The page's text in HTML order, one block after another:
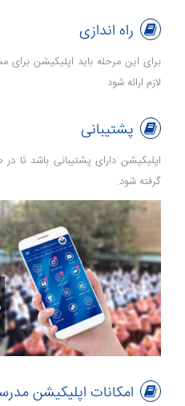
راه اندازی
برای این مرحله باید اپلیکیشن
لازم ارائه شود
پشتیبانی
اپلیکیشن دارای پشتیبانی باشد تا
گرفته شود.
امکانات اپلیکیشن